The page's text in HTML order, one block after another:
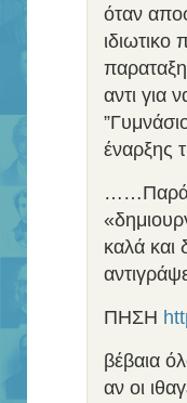
όταν
ιδιωτικο
αντι για
έναρξης
καλά και
ΠΗΣΗ
βέβαια
αν οι